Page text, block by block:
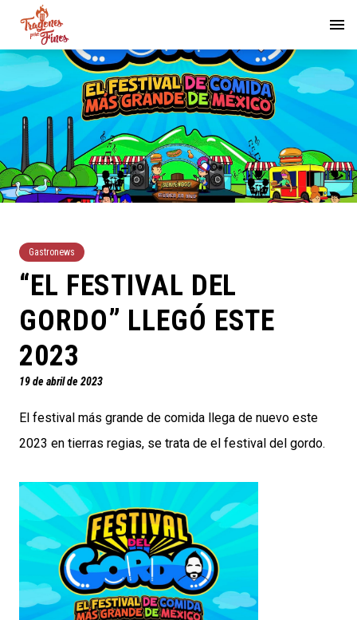
Gastronews
“EL FESTIVAL DEL
GORDO” LLEGÓ ESTE
2023
19 de abril de 2023
El festival más grande de comida llega de nuevo este
2023 en tierras regias, se trata de el festival del gordo.